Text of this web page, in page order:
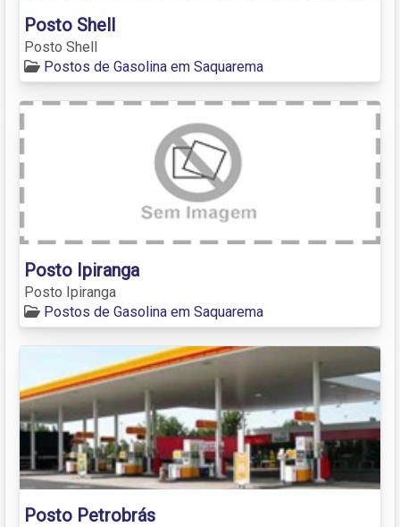
Posto Shell
Posto Shell
Postos de Gasolina em Saquarema
Posto Ipiranga
Posto Ipiranga
Postos de Gasolina em Saquarema
Posto Petrobrás